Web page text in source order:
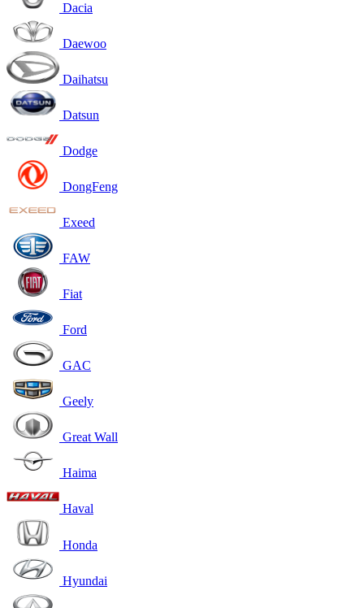
Dacia
Daewoo
Daihatsu
Datsun
Dodge
DongFeng
Exeed
FAW
Fiat
Ford
GAC
Geely
Great Wall
Haima
Haval
Honda
Hyundai